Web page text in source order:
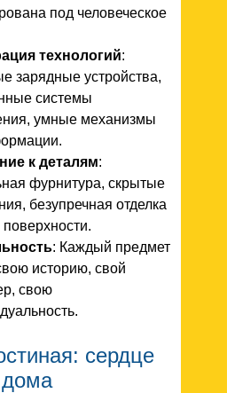
под человеческое
технологий:
зарядные устройства,
системы
умные механизмы
к деталям:
фурнитура, скрытые
безупречная отделка
: Каждый предмет
историю, свой
свою
сердце
дома